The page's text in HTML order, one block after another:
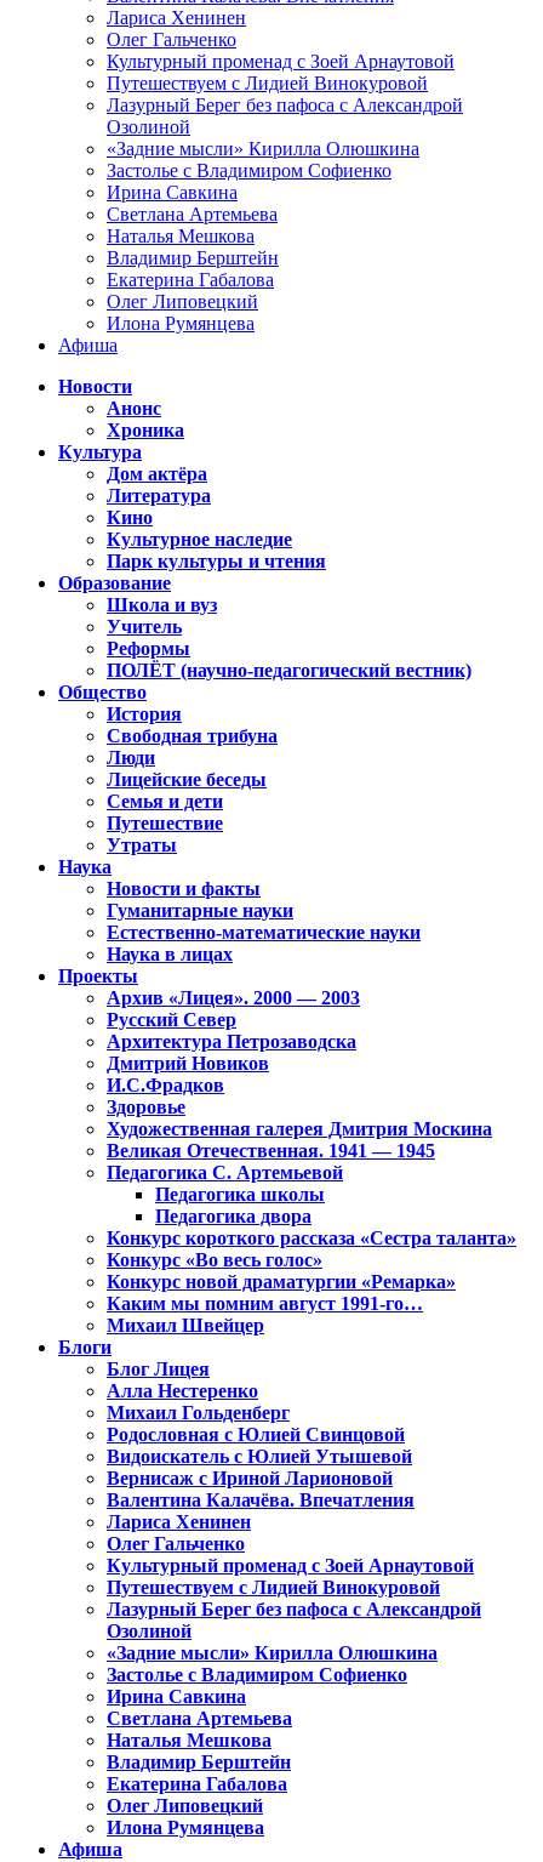
Лариса Хенинен
Олег Гальченко
Культурный променад с Зоей Арнаутовой
Путешествуем с Лидией Винокуровой
Лазурный Берег без пафоса с Александрой
Озолиной
«Задние мысли» Кирилла Олюшкина
Застолье с Владимиром Софиенко
Ирина Савкина
Светлана Артемьева
Наталья Мешкова
Владимир Берштейн
Екатерина Габалова
Олег Липовецкий
Илона Румянцева
Афиша
Новости
Анонс
Хроника
Культура
Дом актёра
Литература
Кино
Культурное наследие
Парк культуры и чтения
Образование
Школа и вуз
Учитель
Реформы
ПОЛЁТ (научно-педагогический вестник)
Общество
История
Свободная трибуна
Люди
Лицейские беседы
Семья и дети
Путешествие
Утраты
Наука
Новости и факты
Гуманитарные науки
Естественно-математические науки
Наука в лицах
Проекты
Архив «Лицея». 2000 — 2003
Русский Север
Архитектура Петрозаводска
Дмитрий Новиков
И.С.Фрадков
Здоровье
Художественная галерея Дмитрия Москина
Великая Отечественная. 1941 — 1945
Педагогика С. Артемьевой
Педагогика школы
Педагогика двора
Конкурс короткого рассказа «Сестра таланта»
Конкурс «Во весь голос»
Конкурс новой драматургии «Ремарка»
Каким мы помним август 1991-го…
Михаил Швейцер
Блоги
Блог Лицея
Алла Нестеренко
Михаил Гольденберг
Родословная с Юлией Свинцовой
Видоискатель с Юлией Утышевой
Вернисаж с Ириной Ларионовой
Валентина Калачёва. Впечатления
Лариса Хенинен
Олег Гальченко
Культурный променад с Зоей Арнаутовой
Путешествуем с Лидией Винокуровой
Лазурный Берег без пафоса с Александрой
Озолиной
«Задние мысли» Кирилла Олюшкина
Застолье с Владимиром Софиенко
Ирина Савкина
Светлана Артемьева
Наталья Мешкова
Владимир Берштейн
Екатерина Габалова
Олег Липовецкий
Илона Румянцева
Афиша